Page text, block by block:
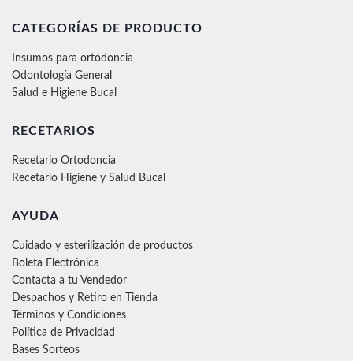
CATEGORÍAS DE PRODUCTO
Insumos para ortodoncia
Odontología General
Salud e Higiene Bucal
RECETARIOS
Recetario Ortodoncia
Recetario Higiene y Salud Bucal
AYUDA
Cuidado y esterilización de productos
Boleta Electrónica
Contacta a tu Vendedor
Despachos y Retiro en Tienda
Términos y Condiciones
Política de Privacidad
Bases Sorteos